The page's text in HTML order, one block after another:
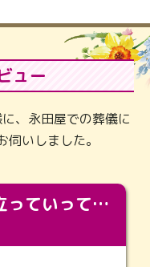
ュー
、永田屋での葬儀に
いしました。
「カッコよくなって旅立っていってくれました（笑）もっとカッコいいって言ってあげればよかったな」